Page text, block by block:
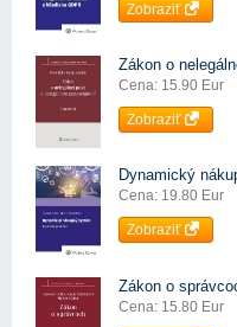
Zobraziť
Zákon o
Cena: 15.90 Eur
Zobraziť
Dynamický
Cena: 19.80 Eur
Zobraziť
Zákon o
Cena: 15.80 Eur